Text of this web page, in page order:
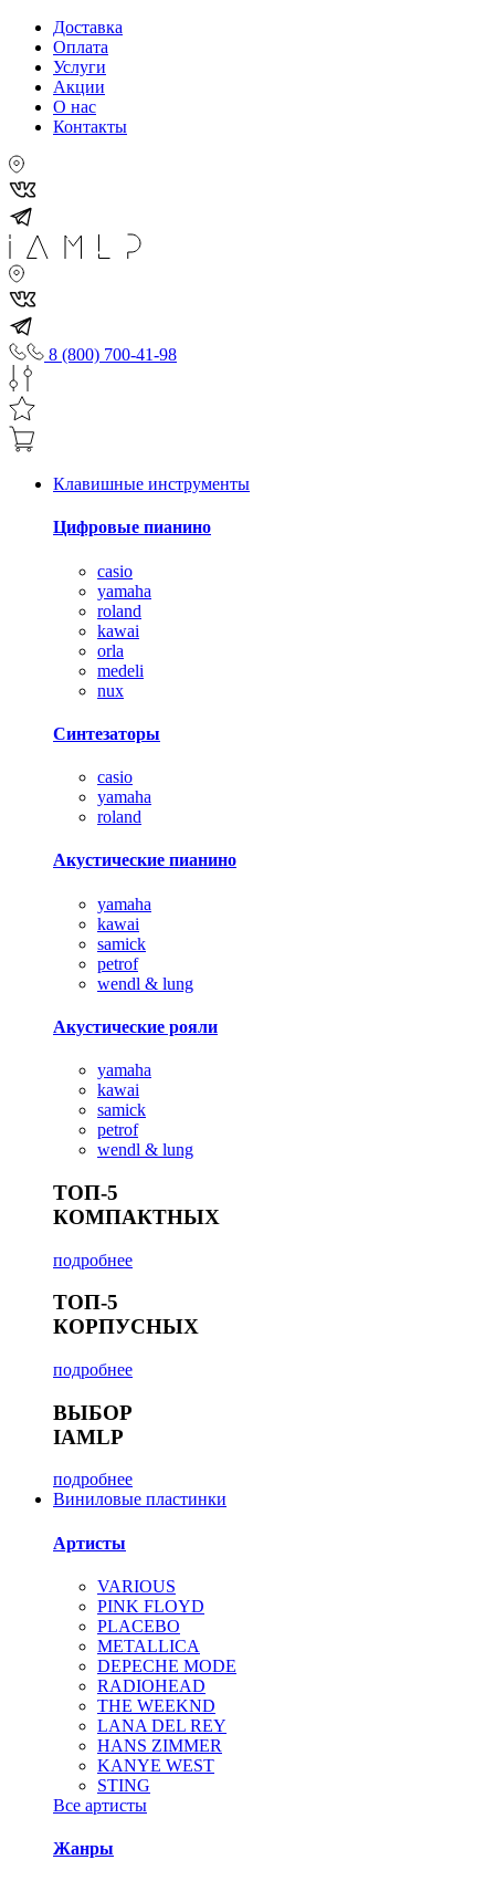
Доставка
Оплата
Услуги
Акции
О нас
Контакты
8 (800) 700-41-98
Клавишные инструменты
Цифровые пианино
casio
yamaha
roland
kawai
orla
medeli
nux
Синтезаторы
casio
yamaha
roland
Акустические пианино
yamaha
kawai
samick
petrof
wendl & lung
Акустические рояли
yamaha
kawai
samick
petrof
wendl & lung
ТОП-5
КОМПАКТНЫХ
подробнее
ТОП-5
КОРПУСНЫХ
подробнее
ВЫБОР
IAMLP
подробнее
Виниловые пластинки
Артисты
VARIOUS
PINK FLOYD
PLACEBO
METALLICA
DEPECHE MODE
RADIOHEAD
THE WEEKND
LANA DEL REY
HANS ZIMMER
KANYE WEST
STING
Все артисты
Жанры